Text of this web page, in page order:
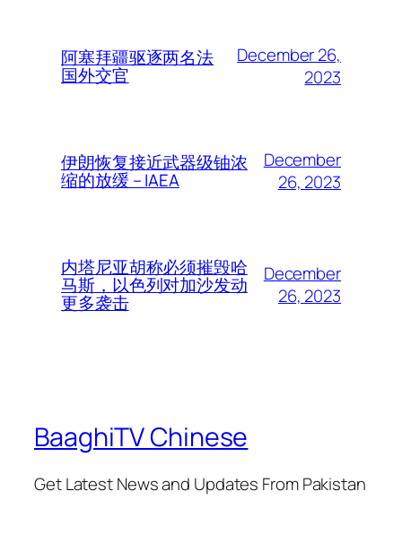
阿塞拜疆驱逐两名法
国外交官
December 26,
2023
伊朗恢复接近武器级铀浓
缩的放缓 – IAEA
December
26, 2023
内塔尼亚胡称必须摧毁哈
马斯，以色列对加沙发动
更多袭击
December
26, 2023
BaaghiTV Chinese
Get Latest News and Updates From Pakistan